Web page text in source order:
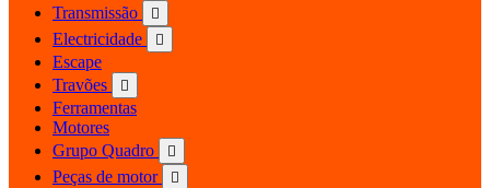
Transmissão 
Electricidade 
Escape
Travões

Ferramentas
Motores
Grupo Quadro

Peças de motor 